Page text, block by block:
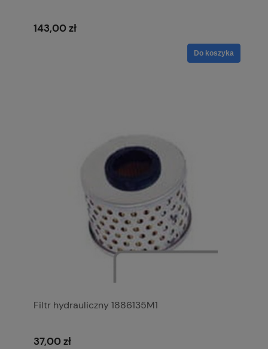
143,00 zł
Do koszyka
Filtr hydrauliczny 1886135M1
37,00 zł